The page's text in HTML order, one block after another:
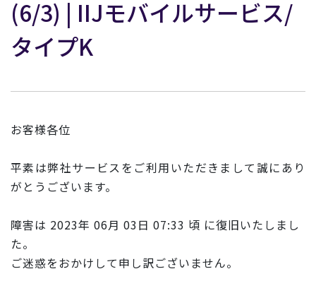
(6/3) | IIJモバイルサービス/
タイプK
お客様各位
平素は弊社サービスをご利用いただきまして誠にあり
がとうございます。
障害は 2023年 06月 03日 07:33 頃 に復旧いたしまし
た。
ご迷惑をおかけして申し訳ございません。